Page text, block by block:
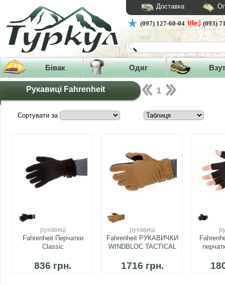
Доставка
(097) 127-60-04 (093)
Бівак Одяг
Рукавиці Fahrenheit 1
Сортувати за
рукавиці
Fahrenheit Перчатки
Classic
836 грн.
рукавиці
Fahrenheit РУКАВИЧКИ
WINDBLOC TACTICAL
1716 грн.